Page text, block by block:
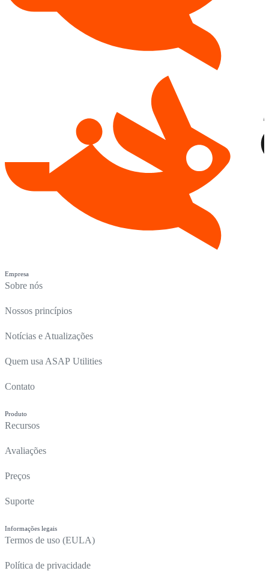
Empresa
Sobre nós
Nossos princípios
Notícias e Atualizações
Quem usa ASAP Utilities
Contato
Produto
Recursos
Avaliações
Preços
Suporte
Informações legais
Termos de uso (EULA)
Política de privacidade